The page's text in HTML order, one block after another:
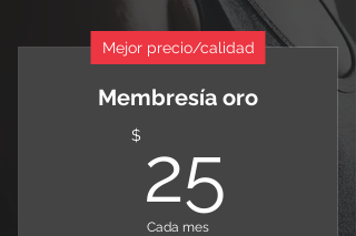
Mejor precio/calidad
Membresía oro
$ 25 25$
Cada mes